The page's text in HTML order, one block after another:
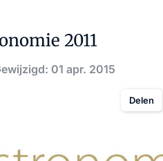
2011
01 apr. 2015
Delen